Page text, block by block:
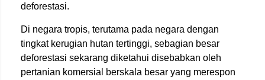
deforestasi.
Di negara tropis, terutama pada negara dengan
tingkat kerugian hutan tertinggi, sebagian besar
deforestasi sekarang diketahui disebabkan oleh
pertanian komersial berskala besar yang merespon